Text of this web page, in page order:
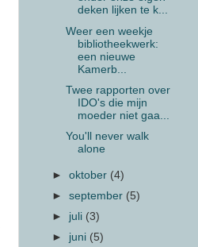
deken lijken te k...
Weer een weekje
bibliotheekwerk:
een nieuwe
Kamerb...
Twee rapporten over
IDO's die mijn
moeder niet gaa...
You'll never walk
alone
►oktober (4)
►september (5)
► juli (3)
► juni (5)